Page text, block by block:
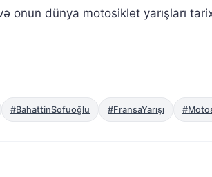
onun dünya motosiklet yarışları
#BahattinSofuoğlu #FransaYarışı